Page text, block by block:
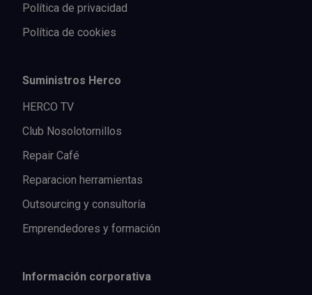
Política de privacidad
Política de cookies
Suministros Herco
HERCO TV
Club Nosolotornillos
Repair Café
Reparacion herramientas
Outsourcing y consultoría
Emprendedores y formación
Información corporativa